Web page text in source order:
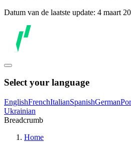
Datum van de laatste update: 4 maart
Select your language
EnglishFrenchItalianSpanishGerman
Ukrainian
Breadcrumb
Home